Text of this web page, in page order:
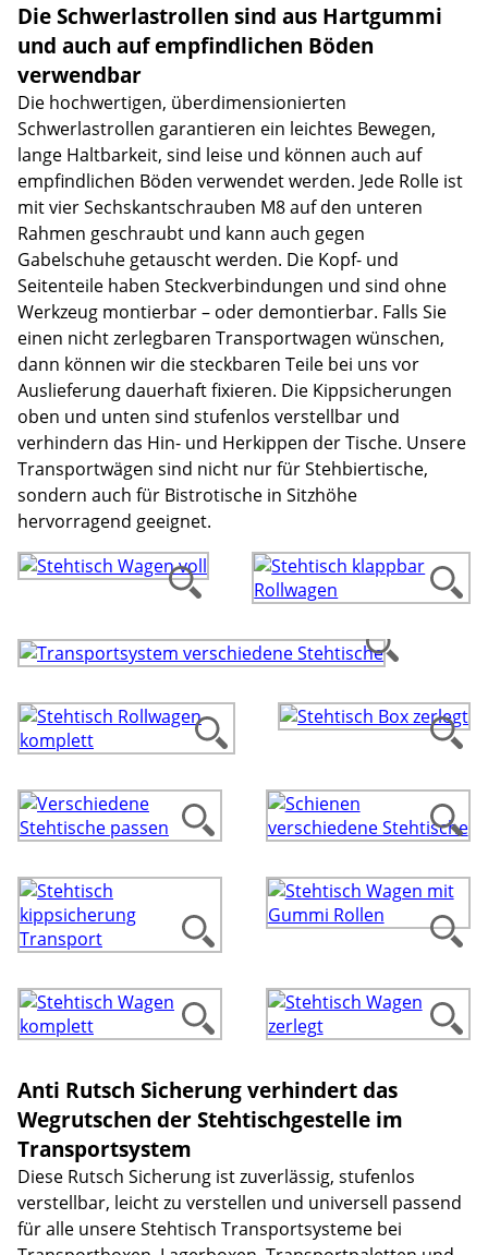
Die Schwerlastrollen sind aus Hartgummi
und auch auf empfindlichen Böden
verwendbar
Die hochwertigen, überdimensionierten
Schwerlastrollen garantieren ein leichtes Bewegen,
lange Haltbarkeit, sind leise und können auch auf
empfindlichen Böden verwendet werden. Jede Rolle ist
mit vier Sechskantschrauben M8 auf den unteren
Rahmen geschraubt und kann auch gegen
Gabelschuhe getauscht werden. Die Kopf- und
Seitenteile haben Steckverbindungen und sind ohne
Werkzeug montierbar – oder demontierbar. Falls Sie
einen nicht zerlegbaren Transportwagen wünschen,
dann können wir die steckbaren Teile bei uns vor
Auslieferung dauerhaft fixieren. Die Kippsicherungen
oben und unten sind stufenlos verstellbar und
verhindern das Hin- und Herkippen der Tische. Unsere
Transportwägen sind nicht nur für Stehbiertische,
sondern auch für Bistrotische in Sitzhöhe
hervorragend geeignet.
Anti Rutsch Sicherung verhindert das
Wegrutschen der Stehtischgestelle im
Transportsystem
Diese Rutsch Sicherung ist zuverlässig, stufenlos
verstellbar, leicht zu verstellen und universell passend
für alle unsere Stehtisch Transportsysteme bei